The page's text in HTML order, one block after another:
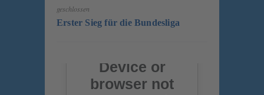
geschlossen
Erster Sieg für die Bundesliga